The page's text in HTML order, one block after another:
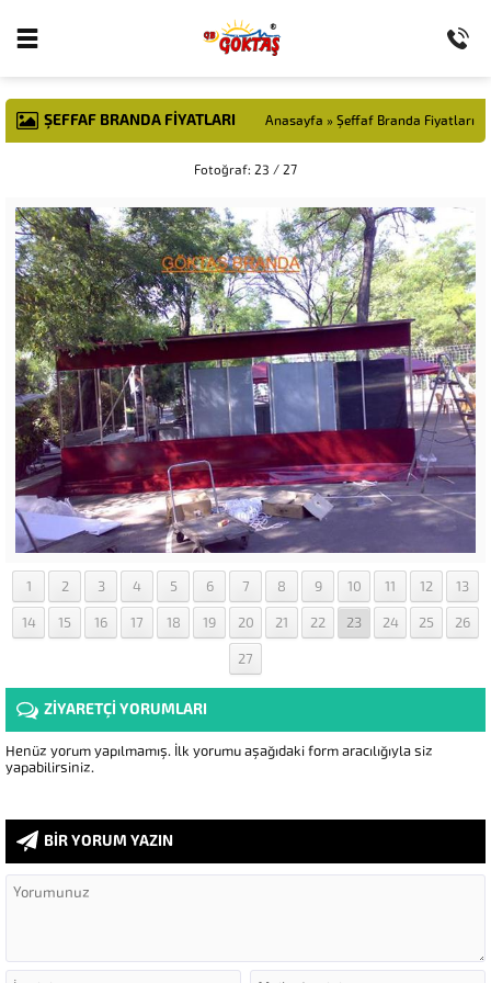
ŞEFFAF BRANDA FIYATLARI Anasayfa » Şeffaf Branda Fiyatları
Fotoğraf: 23 / 27
1 2 3 4 5 6 7 8 9 10 11 12 13
14 15 16 17 18 19 20 21 22 23 24 25 26
27
ZİYARETÇİ YORUMLARI
Henüz yorum yapılmamış. İlk yorumu aşağıdaki form aracılığıyla siz
yapabilirsiniz.
BİR YORUM YAZIN